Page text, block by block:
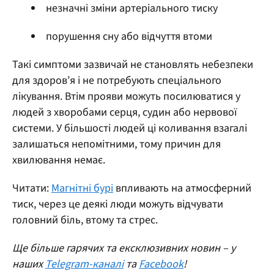
незначні зміни артеріального тиску
порушення сну або відчуття втоми
Такі симптоми зазвичай не становлять небезпеки
для здоров’я і не потребують спеціального
лікування. Втім прояви можуть посилюватися у
людей з хворобами серця, судин або нервової
системи. У більшості людей ці коливання взагалі
залишаться непомітними, тому причин для
хвилювання немає.
Читати:Магнітні бурі впливають на атмосферний
тиск, через це деякі люди можуть відчувати
головний біль, втому та стрес.
Ще більше гарячих та ексклюзивних новин – у
нашихTelegram-каналітаFacebook!